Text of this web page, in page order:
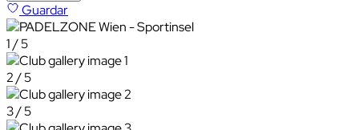
Guardar
1 / 5
2 / 5
3 / 5